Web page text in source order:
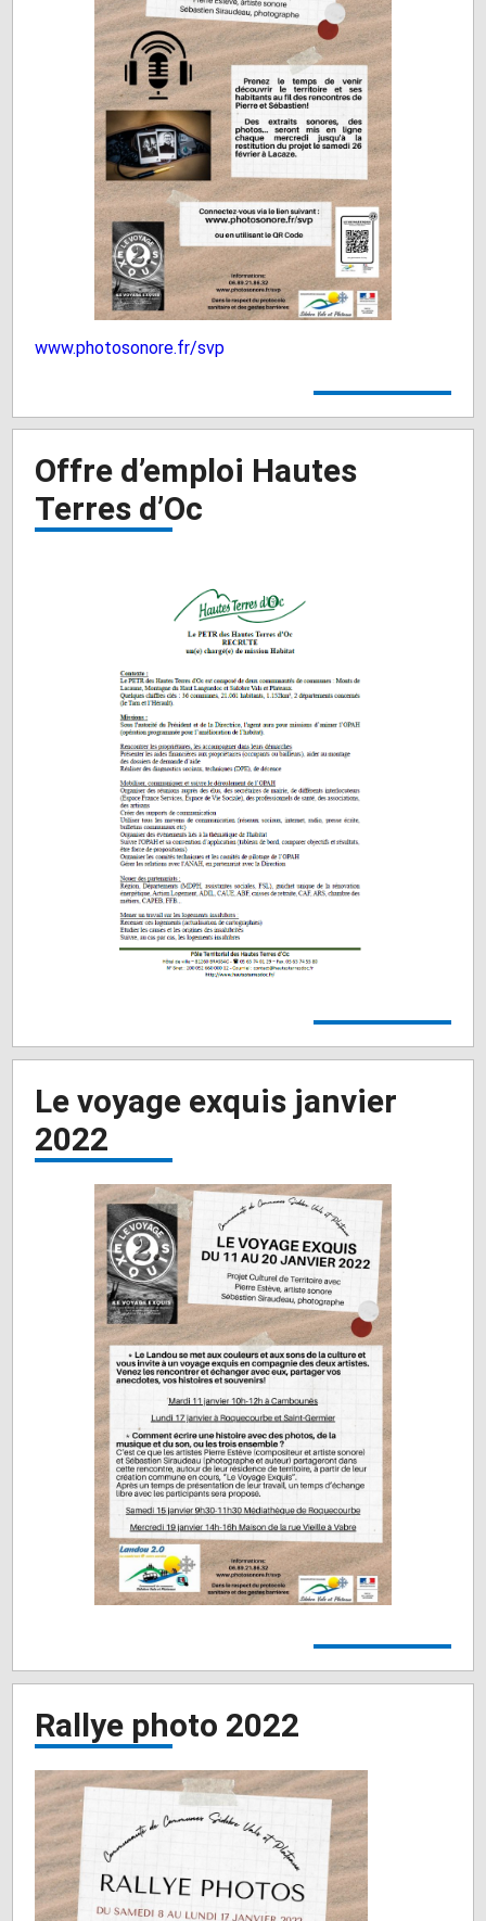
www.photosonore.fr/svp
Offre d’emploi Hautes
Terres d’Oc
Le voyage exquis janvier
2022
Rallye photo 2022